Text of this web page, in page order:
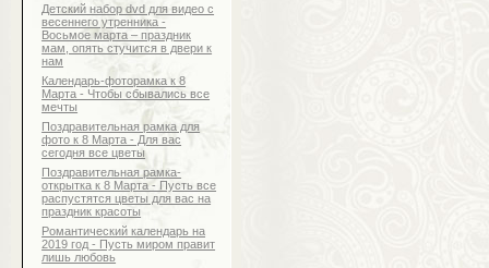
Детский набор dvd для видео с
весеннего утренника -
Восьмое марта – праздник
мам, опять стучится в двери к
нам
Календарь-фоторамка к 8
Марта - Чтобы сбывались все
мечты
Поздравительная рамка для
фото к 8 Марта - Для вас
сегодня все цветы
Поздравительная рамка-
открытка к 8 Марта - Пусть все
распустятся цветы для вас на
праздник красоты
Романтический календарь на
2019 год - Пусть миром правит
лишь любовь